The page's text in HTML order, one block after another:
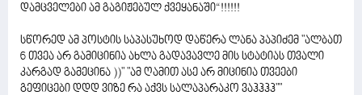
დამცველები ამ გაგიჟებულ ქვეყანაში“!!!!!!
სწორედ ამ პოსტის საპასუხოდ დაწერა ლანა პაპიძემ "ალბათ
6 თვეა არ გამიცინია ახლა გადავავლე მის სტატიას თვალი
კარგად გამეცინა ))" "ამ ღამით ასე არ მიცინია თვეები
გეფიცები დდდ ვიზე რა აქვს სალაპარაკო ვაჰჰჰჰ""